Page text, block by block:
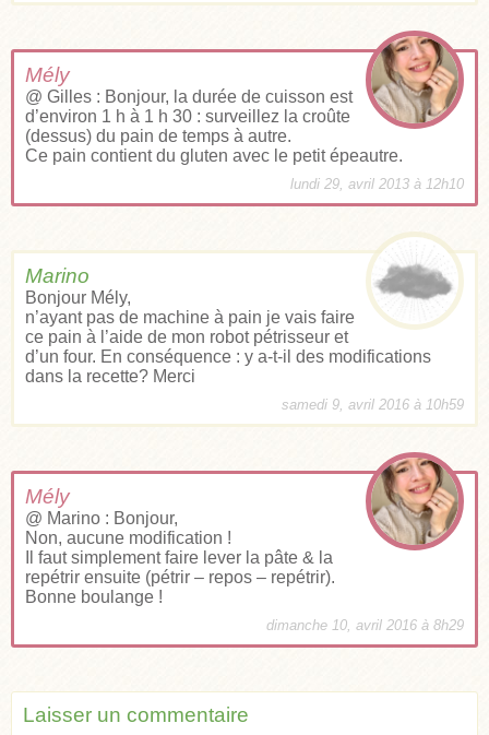
Mély
@ Gilles : Bonjour, la durée de cuisson est
d’environ 1 h à 1 h 30 : surveillez la croûte
(dessus) du pain de temps à autre.
Ce pain contient du gluten avec le petit épeautre.
lundi 29, avril 2013 à 12h10
Marino
Bonjour Mély,
n’ayant pas de machine à pain je vais faire
ce pain à l’aide de mon robot pétrisseur et
d’un four. En conséquence : y a-t-il des modifications
dans la recette? Merci
samedi 9, avril 2016 à 10h59
Mély
@ Marino : Bonjour,
Non, aucune modification !
Il faut simplement faire lever la pâte & la
repétrir ensuite (pétrir – repos – repétrir).
Bonne boulange !
dimanche 10, avril 2016 à 8h29
Laisser un commentaire